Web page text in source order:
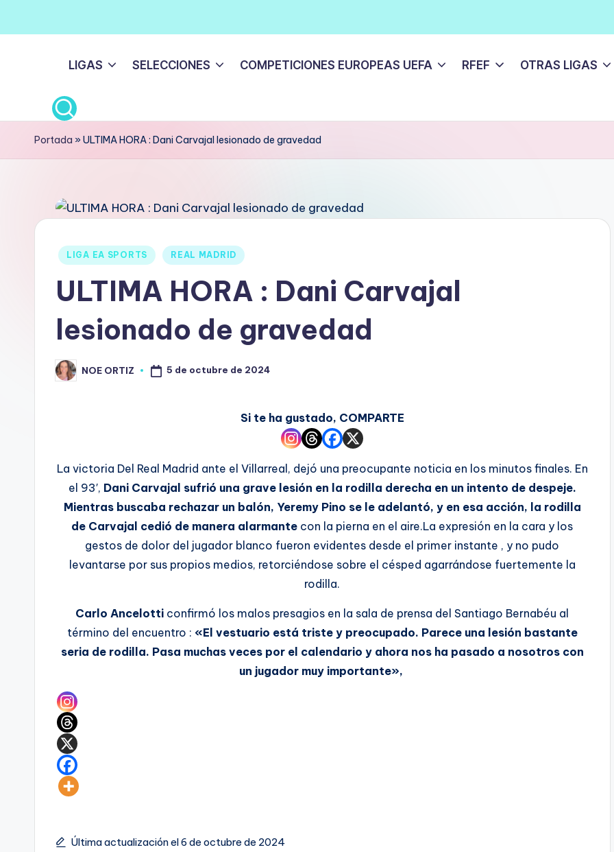
Saltar
LIGAS SELECCIONES COMPETICIONES EUROPEAS UEFA RFEF OTRAS LIGAS
Portada »ULTIMA HORA : Dani Carvajal lesionado de gravedad
LIGA EA SPORTS REAL MADRID
ULTIMA HORA : Dani Carvajal
lesionado de gravedad
NOE ORTIZ 5 de octubre de 2024
Si te ha gustado, COMPARTE
La victoria Del Real Madrid ante el Villarreal, dejó una preocupante noticia en los minutos finales. En
el 93′, Dani Carvajal sufrió una grave lesión en la rodilla derecha en un intento de despeje.
Mientras buscaba rechazar un balón, Yeremy Pino se le adelantó, y en esa acción, la rodilla
de Carvajal cedió de manera alarmante con la pierna en el aire.La expresión en la cara y los
gestos de dolor del jugador blanco fueron evidentes desde el primer instante , y no pudo
levantarse por sus propios medios, retorciéndose sobre el césped agarrándose fuertemente la
rodilla.
Carlo Ancelotti confirmó los malos presagios en la sala de prensa del Santiago Bernabéu al
término del encuentro : «El vestuario está triste y preocupado. Parece una lesión bastante
seria de rodilla. Pasa muchas veces por el calendario y ahora nos ha pasado a nosotros con
un jugador muy importante»,
Última actualización el 6 de octubre de 2024